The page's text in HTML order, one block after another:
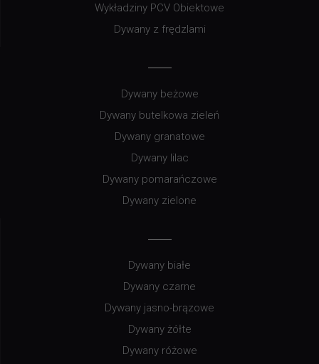
Wykładziny PCV Obiektowe
Dywany z frędzlami
Dywany beżowe
Dywany butelkowa zieleń
Dywany granatowe
Dywany lilac
Dywany pomarańczowe
Dywany zielone
Dywany białe
Dywany czarne
Dywany jasno-brązowe
Dywany żółte
Dywany różowe